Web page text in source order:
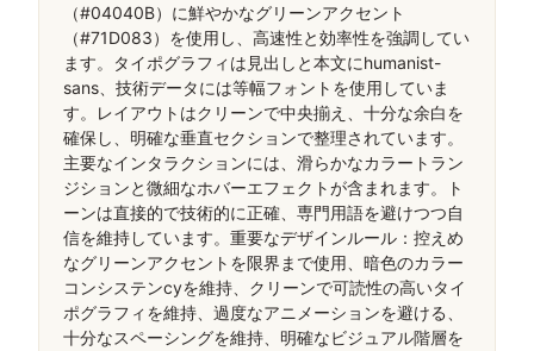
（#04040B）に鮮やかなグリーンアクセント
（#71D083）を使用し、高速性と効率性を強調してい
ます。タイポグラフィは見出しと本文にhumanist-
sans、技術データには等幅フォントを使用していま
す。レイアウトはクリーンで中央揃え、十分な余白を
確保し、明確な垂直セクションで整理されています。
主要なインタラクションには、滑らかなカラートラン
ジションと微細なホバーエフェクトが含まれます。ト
ーンは直接的で技術的に正確、専門用語を避けつつ自
信を維持しています。重要なデザインルール：控えめ
なグリーンアクセントを限界まで使用、暗色のカラー
コンシステンcyを維持、クリーンで可読性の高いタイ
ポグラフィを維持、過度なアニメーションを避ける、
十分なスペーシングを維持、明確なビジュアル階層を